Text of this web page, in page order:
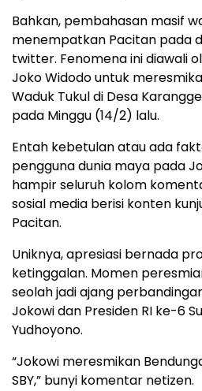
Bahkan, pembahasan masif
menempatkan Pacitan pada
twitter. Fenomena ini diawali
Joko Widodo untuk
Waduk Tukul di Desa
pada Minggu (14/2) lalu.
Entah kebetulan atau ada
pengguna dunia maya pada
hampir seluruh kolom
sosial media berisi konten
Pacitan.
Uniknya, apresiasi bernada
ketinggalan. Momen
seolah jadi ajang
Jokowi dan Presiden RI ke-6
Yudhoyono.
“Jokowi meresmikan
SBY,” bunyi komentar netizen.